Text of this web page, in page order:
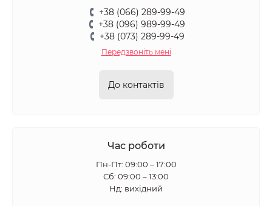
+38 (066) 289-99-49
+38 (096) 989-99-49
+38 (073) 289-99-49
Передзвоніть мені
До контактів
Час роботи
Пн-Пт: 09:00 – 17:00
Сб: 09:00 – 13:00
Нд: вихідний